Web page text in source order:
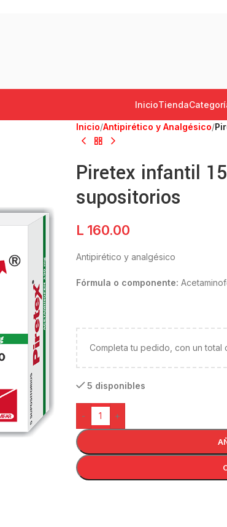
InicioTienda
Inicio/Antipirético y Analgésico/
Piretex infantil
supositorios
L 160.00
Antipirético y analgésico
Fórmula o componente:
Completa tu pedido, con un total
5 disponibles
- +